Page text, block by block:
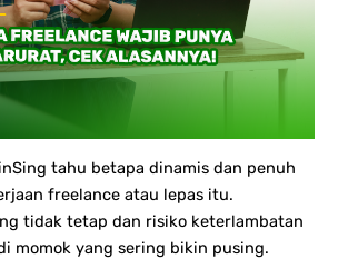
tahu betapa dinamis dan penuh
freelance atau lepas itu.
tidak tetap dan risiko keterlambatan
momok yang sering bikin pusing.